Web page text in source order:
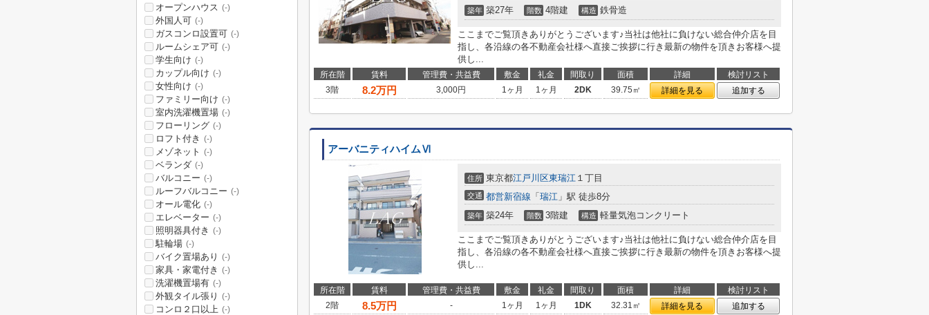
築年 築27年 階数 4階建 構造 鉄骨造
ここまでご覧頂きありがとうございます♪当社は他社に負けない総合仲介店を目
指し、各沿線の各不動産会社様へ直接ご挨拶に行き最新の物件を頂きお客様へ提
供し...
所在階 賃料 管理費・共益費 敷金 礼金 間取り 面積 詳細
検討リスト
3階
8.2万円 3,000円 1ヶ月 1ヶ月 2DK 39.75㎡ 詳細を見る 追加する
アーバニティハイムⅥ
住所 東京都江戸川区東瑞江 １丁目
交通 都営新宿線 「 瑞江 」駅 徒歩8分
築年 築24年 階数 3階建 構造 軽量気泡コンクリート
ここまでご覧頂きありがとうございます♪当社は他社に負けない総合仲介店を目
指し、各沿線の各不動産会社様へ直接ご挨拶に行き最新の物件を頂きお客様へ提
供し...
所在階 賃料 管理費・共益費 敷金 礼金 間取り 面積 詳細
検討リスト
2階
8.5万円 - 1ヶ月 1ヶ月 1DK 32.31㎡ 詳細を見る 追加する
オープンハウス (-)
外国人可 (-)
ガスコンロ設置可 (-)
ルームシェア可 (-)
学生向け (-)
カップル向け (-)
女性向け (-)
ファミリー向け (-)
室内洗濯機置場 (-)
フローリング (-)
ロフト付き (-)
メゾネット (-)
ベランダ (-)
バルコニー (-)
ルーフバルコニー (-)
オール電化 (-)
エレベーター (-)
照明器具付き (-)
駐輪場 (-)
バイク置場あり (-)
家具・家電付き (-)
洗濯機置場有 (-)
外観タイル張り (-)
コンロ２口以上 (-)